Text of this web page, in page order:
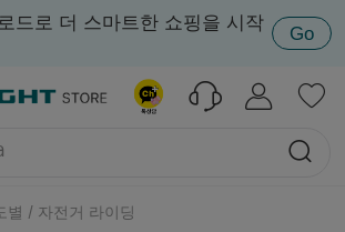
드로 더 스마트한 쇼핑을 시작
Go
엄 에디션
별 / 자전거 라이딩